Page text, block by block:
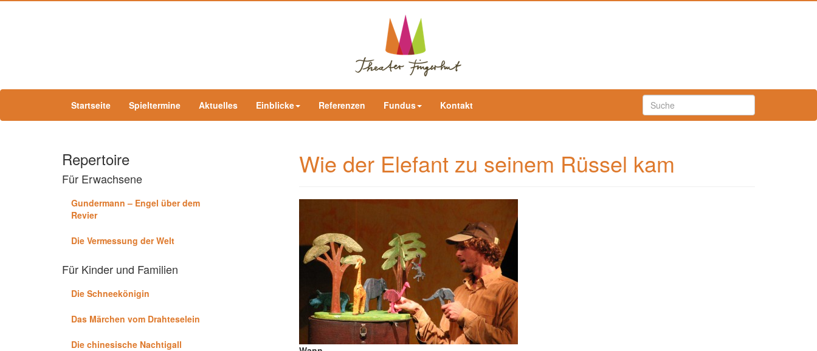
Startseite Spieltermine Aktuelles Einblicke Referenzen Fundus Kontakt
Repertoire
Für Erwachsene
Gundermann – Engel über dem
Revier
Die Vermessung der Welt
Für Kinder und Familien
Die Schneekönigin
Das Märchen vom Drahteselein
Die chinesische Nachtigall
Wie der Elefant zu seinem Rüssel kam